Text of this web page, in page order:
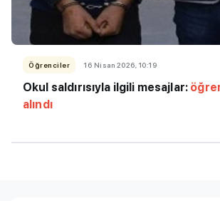
Öğrenciler 16 Nisan 2026, 10:19
Okul saldırısıyla ilgili mesajlar:
alındı